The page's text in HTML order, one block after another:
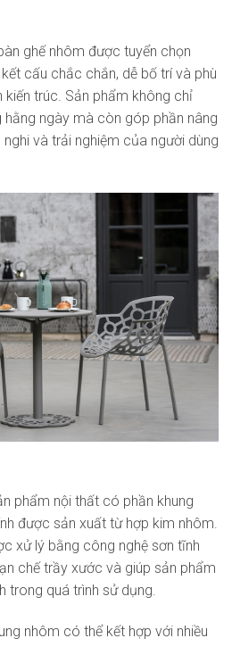
ghế nhôm được tuyển chọn
cấu chắc chắn, dễ bố trí và phù
kiến trúc. Sản phẩm không chỉ
hằng ngày mà còn góp phần nâng
và trải nghiệm của người dùng
phẩm nội thất có phần khung
được sản xuất từ hợp kim nhôm.
xử lý bằng công nghệ sơn tĩnh
chế trầy xước và giúp sản phẩm
trong quá trình sử dụng.
nhôm có thể kết hợp với nhiều